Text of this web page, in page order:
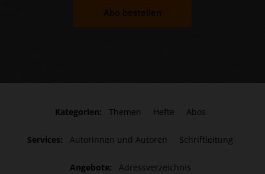
Abo bestellen
Kategorien: Themen Hefte Abos
Services: Autorinnen und Autoren Schriftleitung
Angebote: Adressverzeichnis